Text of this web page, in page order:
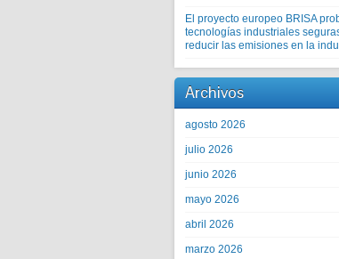
El proyecto europeo BRISA
tecnologías industriales
reducir las emisiones en la
Archivos
agosto 2026
julio 2026
junio 2026
mayo 2026
abril 2026
marzo 2026